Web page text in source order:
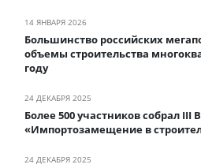
14 ЯНВАРЯ 2026
Большинство российских
объемы строительства
году
24 ДЕКАБРЯ 2025
Более 500 участников собрал III
«Импортозамещение в
24 ДЕКАБРЯ 2025